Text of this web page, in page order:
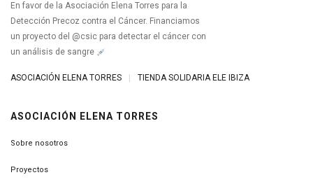
En favor de la Asociación Elena Torres para la
Detección Precoz contra el Cáncer. Financiamos
un proyecto del @csic para detectar el cáncer con
un análisis de sangre
ASOCIACIÓN ELENA TORRES TIENDA SOLIDARIA ELE IBIZA
ASOCIACIÓN ELENA TORRES
Sobre nosotros
Proyectos